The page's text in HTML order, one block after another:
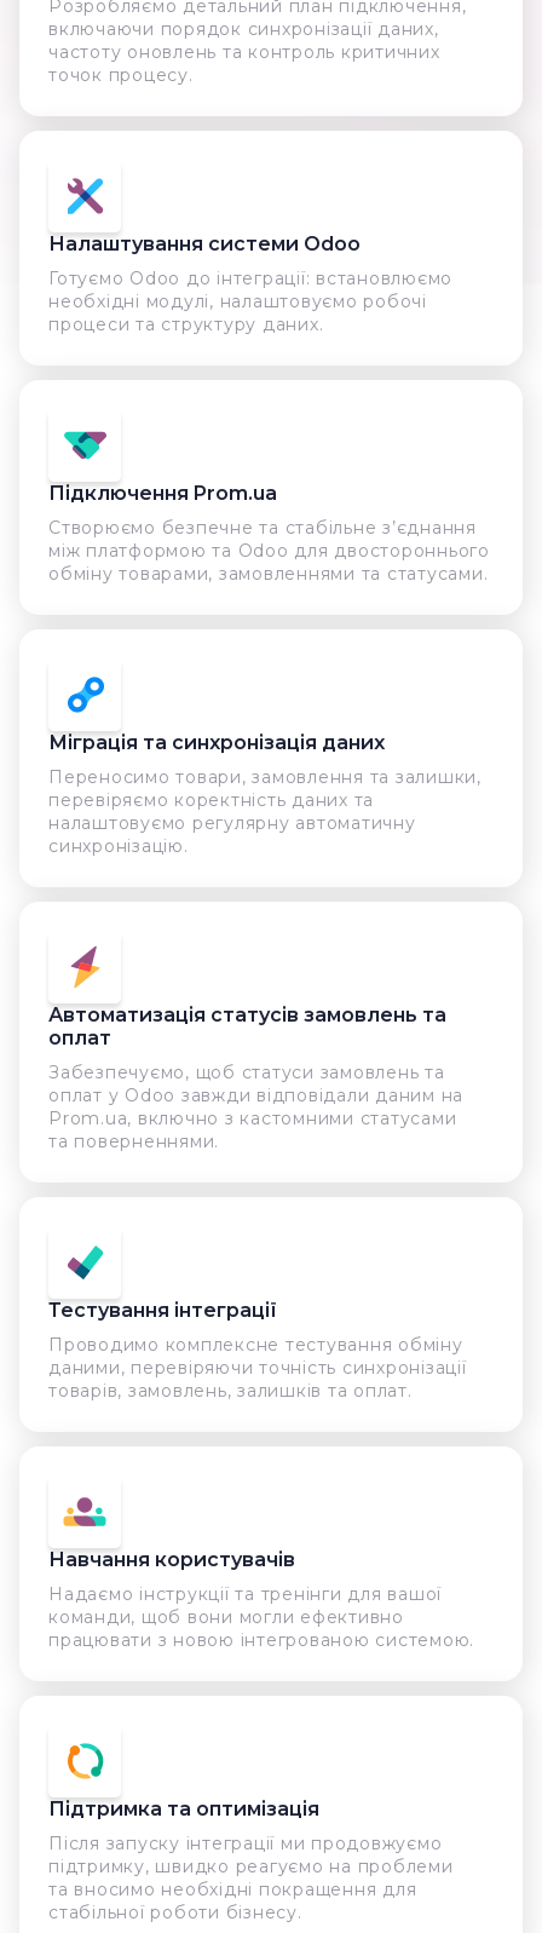
Розробляємо детальний план підключення,
включаючи порядок синхронізації даних,
частоту оновлень та контроль критичних
точок процесу.
Налаштування системи Odoo
Готуємо Odoo до інтеграції: встановлюємо
необхідні модулі, налаштовуємо робочі
процеси та структуру даних.
Підключення Prom.ua
Створюємо безпечне та стабільне з’єднання
між платформою та Odoo для двостороннього
обміну товарами, замовленнями та статусами.
Міграція та синхронізація даних
Переносимо товари, замовлення та залишки,
перевіряємо коректність даних та
налаштовуємо регулярну автоматичну
синхронізацію.
Автоматизація статусів замовлень та
оплат
Забезпечуємо, щоб статуси замовлень та
оплат у Odoo завжди відповідали даним на
Prom.ua, включно з кастомними статусами
та поверненнями.
Тестування інтеграції
Проводимо комплексне тестування обміну
даними, перевіряючи точність синхронізації
товарів, замовлень, залишків та оплат.
Навчання користувачів
Надаємо інструкції та тренінги для вашої
команди, щоб вони могли ефективно
працювати з новою інтегрованою системою.
Підтримка та оптимізація
Після запуску інтеграції ми продовжуємо
підтримку, швидко реагуємо на проблеми
та вносимо необхідні покращення для
стабільної роботи бізнесу.